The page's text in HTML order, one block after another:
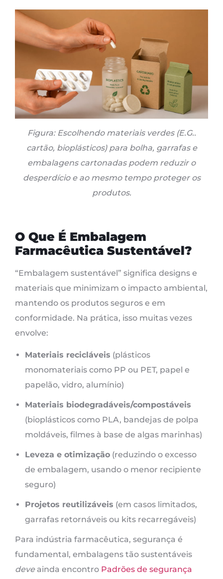
Figura: Escolhendo materiais verdes (E.G..
cartão, bioplásticos) para bolha, garrafas e
embalagens cartonadas podem reduzir o
desperdício e ao mesmo tempo proteger os
produtos.
O Que É Embalagem
Farmacêutica Sustentável?
“Embalagem sustentável” significa designs e
materiais que minimizam o impacto ambiental,
mantendo os produtos seguros e em
conformidade. Na prática, isso muitas vezes
envolve:
Materiais recicláveis (plásticos
monomateriais como PP ou PET, papel e
papelão, vidro, alumínio)
Materiais biodegradáveis/compostáveis
(bioplásticos como PLA, bandejas de polpa
moldáveis, filmes à base de algas marinhas)
Leveza e otimização (reduzindo o excesso
de embalagem, usando o menor recipiente
seguro)
Projetos reutilizáveis (em casos limitados,
garrafas retornáveis ​​ou kits recarregáveis)
Para indústria farmacêutica, segurança é
fundamental, embalagens tão sustentáveis
deveainda encontro Padrões de segurança